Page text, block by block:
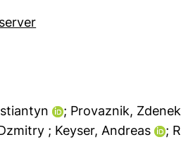
; Provaznik,
; Keyser, Andreas ;